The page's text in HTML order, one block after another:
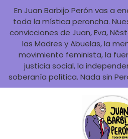
En Juan Barbijo Perón vas a
toda la mística peroncha.
convicciones de Juan, Eva,
las Madres y Abuelas, la
movimiento feminista, la
justicia social, la
soberanía política. Nada sin